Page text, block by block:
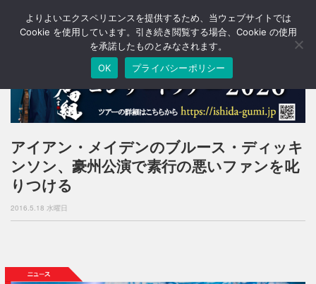
T
o
a
v
g
a
n
アイアン・メイデンのブルース・ディッキ
ンソン、豪州公演で素行の悪いファンを叱
りつける
2016.5.18 水曜日
よりよいエクスペリエンスを提供するため、当ウェブサイトでは
Cookie を使用しています。引き続き閲覧する場合、Cookie の使用
を承諾したものとみなされます。
OK
プライバシーポリシー